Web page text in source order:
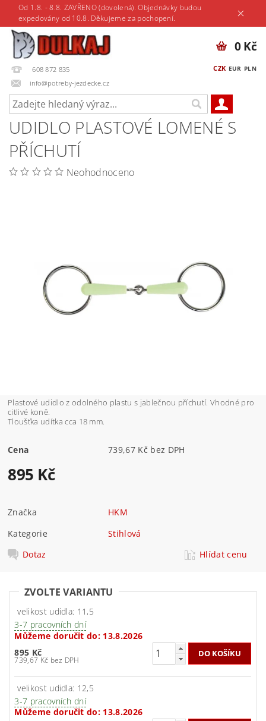
Od 1.8. - 8.8. ZAVŘENO (dovolená). Objednávky budou
expedovány od 10.8. Děkujeme za pochopení.
608 872 835
info@potreby-jezdecke.cz
CZK EUR PLN
0 Kč
UDIDLO PLASTOVÉ LOMENÉ S
PŘÍCHUTÍ
Neohodnoceno
Plastové udidlo z odolného plastu s jablečnou příchutí. Vhodné pro
citlivé koně.
Tloušťka udítka cca 18 mm.
Cena 739,67 Kč bez DPH
895 Kč
Značka
HKM
Kategorie
Stihlová
Dotaz
Hlídat cenu
ZVOLTE VARIANTU
velikost udidla: 11,5
3-7 pracovních dní
Můžeme doručit do: 13.8.2026
895 Kč
739,67 Kč bez DPH
velikost udidla: 12,5
3-7 pracovních dní
Můžeme doručit do: 13.8.2026